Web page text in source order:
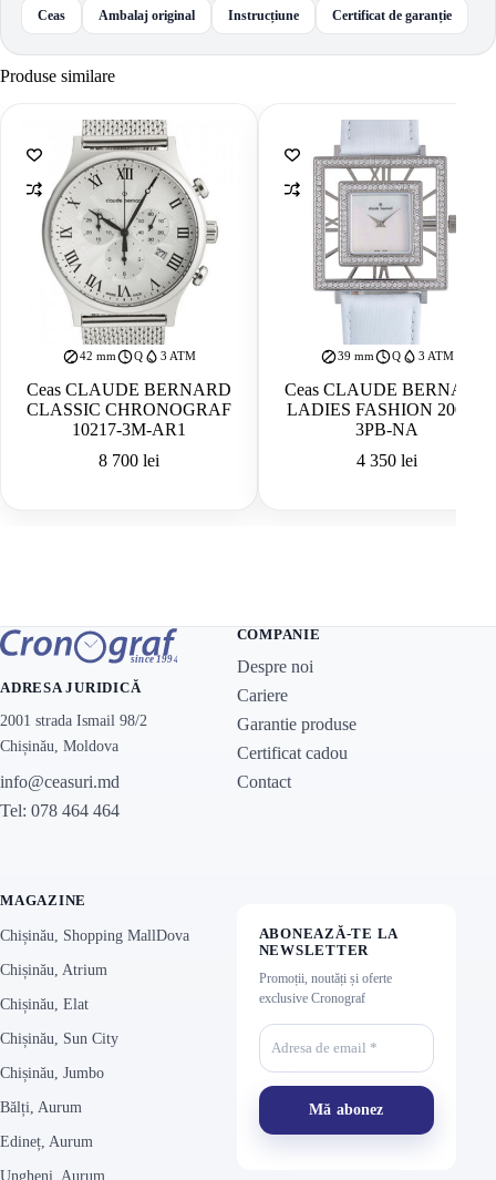
Ceas Ambalaj original Instrucțiune Certificat de garanție
Produse similare
42 mm Q 3 ATM
Ceas CLAUDE BERNARD
CLASSIC CHRONOGRAF
10217-3M-AR1
8 700 lei
39 mm Q 3 ATM
Ceas CLAUDE BERNARD
LADIES FASHION 20076-
3PB-NA
4 350 lei
ADRESA JURIDICĂ
2001 strada Ismail 98/2
Chișinău, Moldova
info@ceasuri.md
Tel: 078 464 464
COMPANIE
Despre noi
Cariere
Garantie produse
Certificat cadou
Contact
MAGAZINE
Chișinău, Shopping MallDova
Chișinău, Atrium
Chișinău, Elat
Chișinău, Sun City
Chișinău, Jumbo
Bălți, Aurum
Edineț, Aurum
Ungheni, Aurum
ABONEAZĂ-TE LA
NEWSLETTER
Promoții, noutăți și oferte
exclusive Cronograf